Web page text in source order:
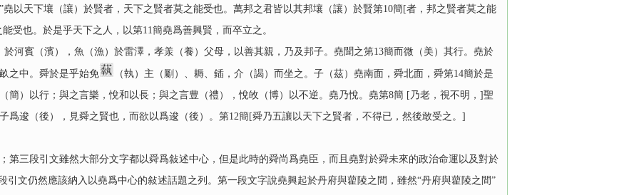
堯以天下壤（讓）於賢者，天下之賢者莫之能受也。萬邦之君皆以其邦壤（讓）於賢第10簡[者，邦之賢者莫之能
受也。於是乎天下之人，以第11簡堯爲善興賢，而卒立之。
賓（濱），魚（漁）於雷澤，孝羕（養）父母，以善其親，乃及邦子。堯聞之第13簡而微（美）其行。堯於
之中。舜於是乎始免
（執）主（劚）、耨、鍤，介（謁）而坐之。子（茲）堯南面，舜北面，舜第14簡於是
簡）以行；與之言樂，悅和以長；與之言豊（禮），悅敀（博）以不逆。堯乃悅。堯第8簡 [乃老，視不明，]聖
爲逡（後），見舜之賢也，而欲以爲逡（後）。第12簡[舜乃五讓以天下之賢者，不得已，然後敢受之。]
三段引文雖然大部分文字都以舜爲敍述中心，但是此時的舜尚爲堯臣，而且堯對於舜未來的政治命運以及對於
引文仍然應該納入以堯爲中心的敍述話題之列。第一段文字說堯興起於丹府與藋陵之間，雖然“丹府與藋陵之間”